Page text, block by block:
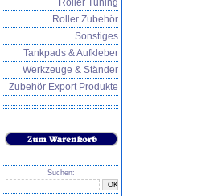
Roller Tuning
Roller Zubehör
Sonstiges
Tankpads & Aufkleber
Werkzeuge & Ständer
Zubehör Export Produkte
Suchen: